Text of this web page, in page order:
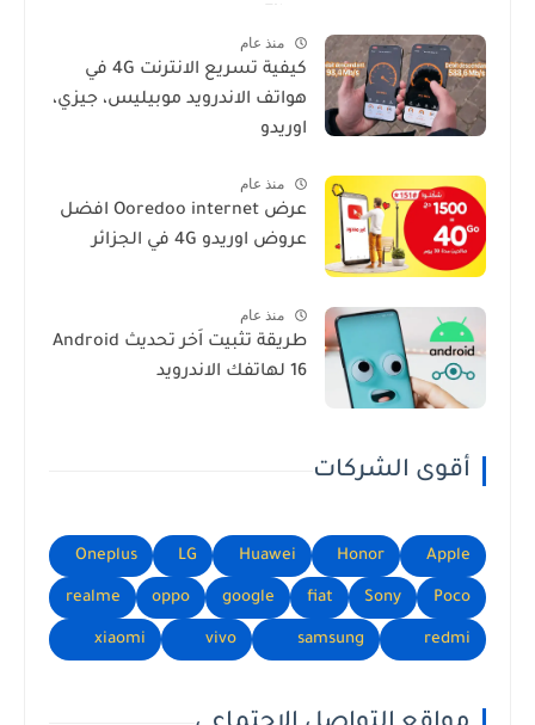
منذ عام
كيفية تسريع الانترنت 4G في
هواتف الاندرويد موبيليس، جيزي،
اوريدو
منذ عام
عرض Ooredoo internet افضل
عروض اوريدو 4G في الجزائر
منذ عام
طريقة تثبيت اَخر تحديث Android
16 لهاتفك الاندرويد
أقوى الشركات
Apple
Honor
Huawei
LG
Oneplus
Poco
Sony
fiat
google
oppo
realme
redmi
samsung
vivo
xiaomi